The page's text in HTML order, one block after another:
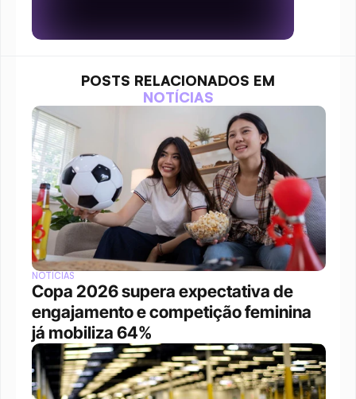
POSTS RELACIONADOS EM
NOTÍCIAS
NOTÍCIAS
Copa 2026 supera expectativa de
engajamento e competição feminina
já mobiliza 64%